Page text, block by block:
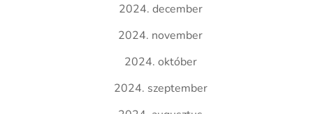
2024. december
2024. november
2024. október
2024. szeptember